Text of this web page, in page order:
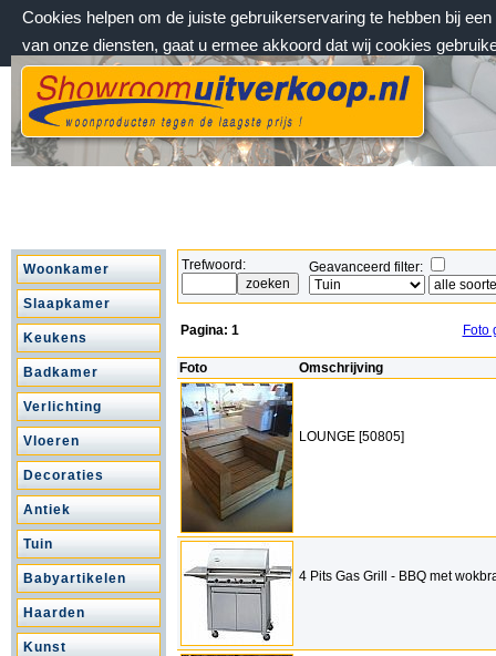
Cookies helpen om de juiste gebruikerservaring te hebben bij
van onze diensten, gaat u ermee akkoord dat wij cookies
vrijdag 7 augustus 2026, 04:04 uur
Welkom bij Showroomuitverkoop.nl
Woonkamer
Slaapkamer
Keukens
Badkamer
Verlichting
Vloeren
Decoraties
Antiek
Tuin
Babyartikelen
Haarden
Kunst
Trefwoord: Geavanceerd filter:
Pagina: 1 Foto
Foto Omschrijving
LOUNGE [50805]
4 Pits Gas Grill - BBQ met